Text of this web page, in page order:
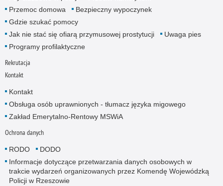
Przemoc domowa
Bezpieczny wypoczynek
Gdzie szukać pomocy
Jak nie stać się ofiarą przymusowej prostytucji
Uwaga pies
Programy profilaktyczne
Rekrutacja
Kontakt
Kontakt
Obsługa osób uprawnionych - tłumacz języka migowego
Zakład Emerytalno-Rentowy MSWiA
Ochrona danych
RODO
DODO
Informacje dotyczące przetwarzania danych osobowych w
trakcie wydarzeń organizowanych przez Komendę Wojewódzką
Policji w Rzeszowie